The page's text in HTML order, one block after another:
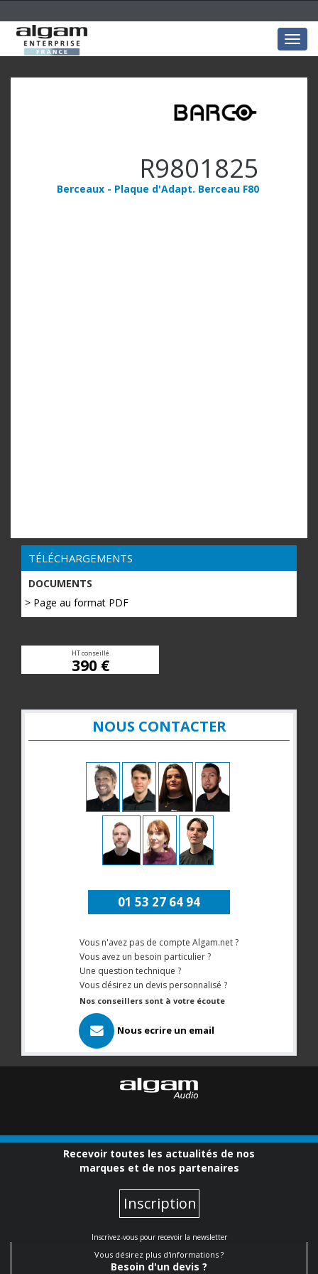
R9801825
Berceaux - Plaque d'Adapt. Berceau F80
TÉLÉCHARGEMENTS
DOCUMENTS
> Page au format PDF
HT conseillé
390 €
NOUS CONTACTER
01 53 27 64 94
Vous n'avez pas de compte Algam.net ?
Vous avez un besoin particulier ?
Une question technique ?
Vous désirez un devis personnalisé ?
Nos conseillers sont à votre écoute
Nous ecrire un email
Recevoir toutes les actualités de nos
marques et de nos partenaires
Inscription
Inscrivez-vous pour recevoir la newsletter
Vous désirez plus d'informations ?
Besoin d'un devis ?